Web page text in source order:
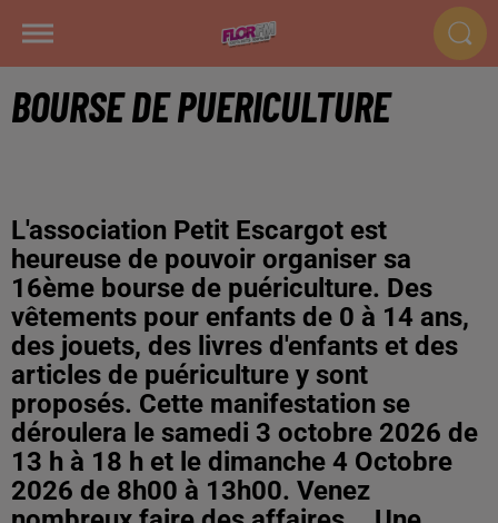
BOURSE DE PUERICULTURE
L'association Petit Escargot est
heureuse de pouvoir organiser sa
16ème bourse de puériculture. Des
vêtements pour enfants de 0 à 14 ans,
des jouets, des livres d'enfants et des
articles de puériculture y sont
proposés. Cette manifestation se
déroulera le samedi 3 octobre 2026 de
13 h à 18 h et le dimanche 4 Octobre
2026 de 8h00 à 13h00. Venez